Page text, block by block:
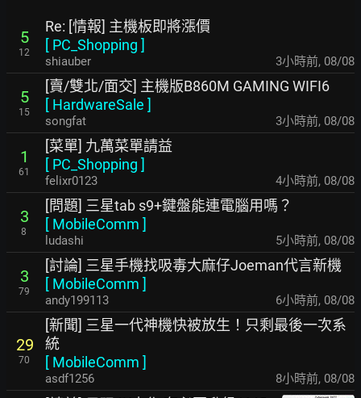
5
12
Re: [情報] 主機板即將漲價
[ PC_Shopping ]
shiauber 3小時前, 08/08
5
15
[賣/雙北/面交] 主機版B860M GAMING WIFI6
[ HardwareSale ]
songfat 3小時前, 08/08
1
61
[菜單] 九萬菜單請益
[ PC_Shopping ]
felixr0123 4小時前, 08/08
3
8
[問題] 三星tab s9+鍵盤能連電腦用嗎？
[ MobileComm ]
ludashi 5小時前, 08/08
3
79
[討論] 三星手機找吸毒大麻仔Joeman代言新機
[ MobileComm ]
andy199113 6小時前, 08/08
29
70
[新聞] 三星一代神機快被放生！只剩最後一次系
統
[ MobileComm ]
asdf1256 8小時前, 08/08